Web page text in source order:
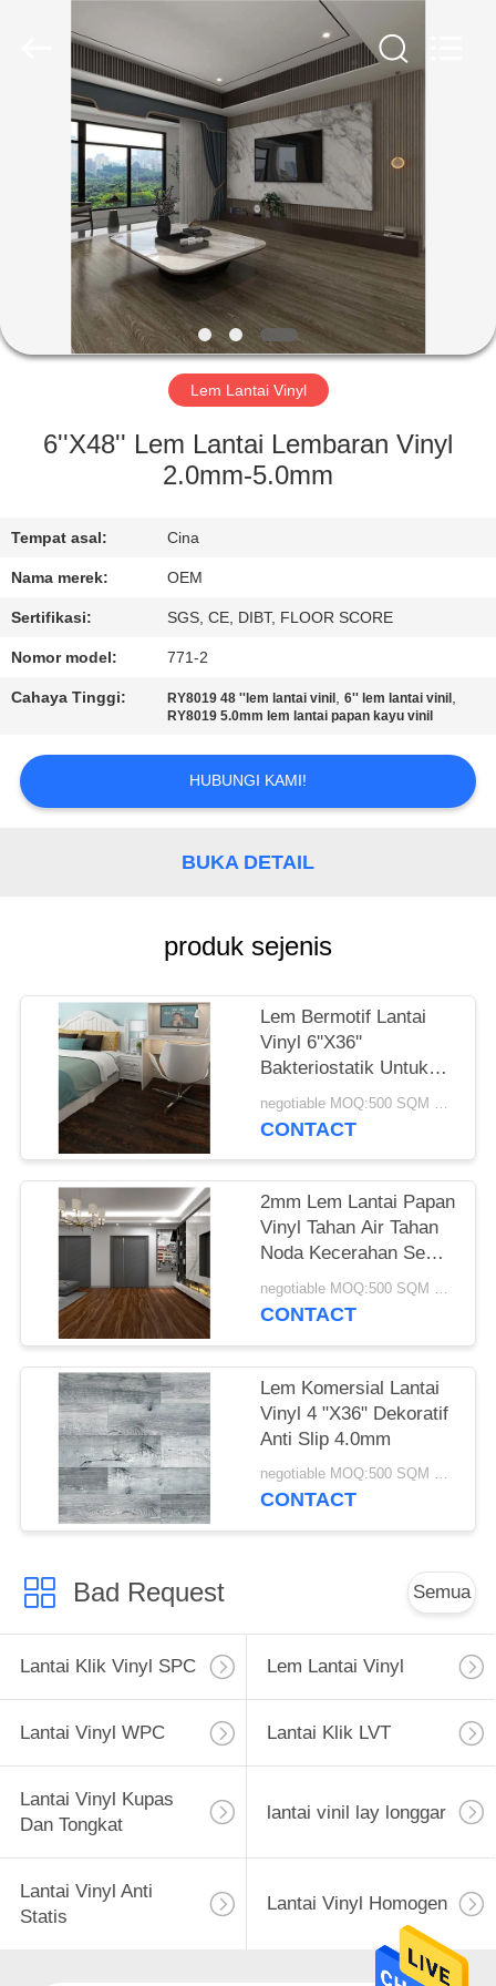
RUMAH
PRODUK
TENTANG
KAMI
TUR
HUBUNGI
KAMI
PENAWARAN
SITEMAP
Lem Lantai Vinyl
6''X48'' Lem Lantai Lembaran Vinyl
2.0mm-5.0mm
Tempat asal: Cina
Nama merek: OEM
Sertifikasi: SGS, CE, DIBT, FLOOR SCORE
Nomor model: 771-2
Cahaya Tinggi: RY8019 48 ''lem lantai vinil ,6'' lem lantai vinil ,
RY8019 5.0mm lem lantai papan kayu vinil
HUBUNGI KAMI!
BUKA DETAIL
produk sejenis
Lem Bermotif Lantai
Vinyl 6''X36''
Bakteriostatik Untuk
Kamar Toko Kantor
negotiable MOQ:500 SQM PER WARNA
CONTACT
2mm Lem Lantai Papan
Vinyl Tahan Air Tahan
Noda Kecerahan Semi
Matte
negotiable MOQ:500 SQM PER WARNA
CONTACT
Lem Komersial Lantai
Vinyl 4 "X36" Dekoratif
Anti Slip 4.0mm
negotiable MOQ:500 SQM PER WARNA
CONTACT
Bad Request Semua
Lantai Klik Vinyl SPC Lem Lantai Vinyl
Lantai Vinyl WPC Lantai Klik LVT
Lantai Vinyl Kupas
Dan Tongkat
lantai vinil lay longgar
Lantai Vinyl Anti
Statis
Lantai Vinyl Homogen